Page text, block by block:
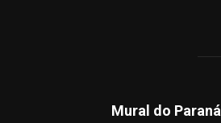
Mural do Paraná